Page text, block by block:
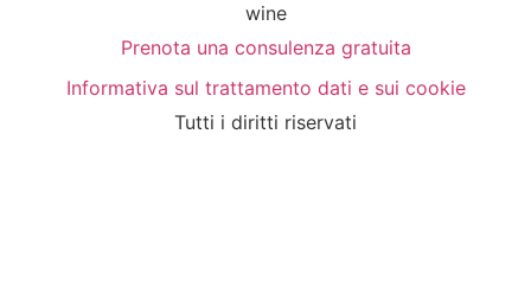
wine
Prenota una consulenza gratuita
Informativa sul trattamento dati e sui cookie
Tutti i diritti riservati